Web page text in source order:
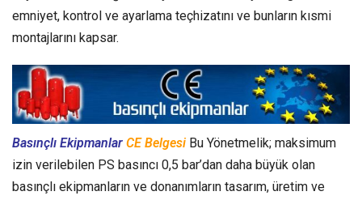
emniyet, kontrol ve ayarlama teçhizatını ve bunların kısmi
montajlarını kapsar.
Basınçlı Ekipmanlar CE Belgesi Bu Yönetmelik; maksimum
izin verilebilen PS basıncı 0,5 bar’dan daha büyük olan
basınçlı ekipmanların ve donanımların tasarım, üretim ve